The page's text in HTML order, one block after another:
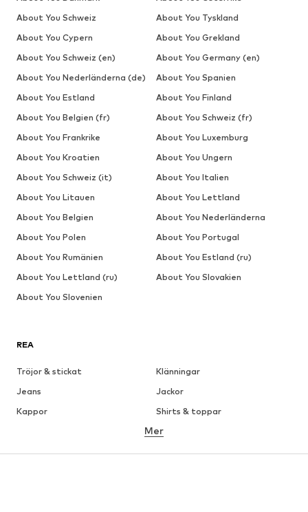
REA
Tröjor & stickat
Klänningar
Jeans
Jackor
Kappor
Shirts & toppar
Underkläder
Kjolar
Blusar & tunikor
Mer
About You Schweiz
About You Tyskland
About You Cypern
About You Grekland
About You Schweiz (en)
About You Germany (en)
About You Nederländerna (de)
About You Spanien
About You Estland
About You Finland
About You Belgien (fr)
About You Schweiz (fr)
About You Frankrike
About You Luxemburg
About You Kroatien
About You Ungern
About You Schweiz (it)
About You Italien
About You Litauen
About You Lettland
About You Belgien
About You Nederländerna
About You Polen
About You Portugal
About You Rumänien
About You Estland (ru)
About You Lettland (ru)
About You Slovakien
About You Slovenien